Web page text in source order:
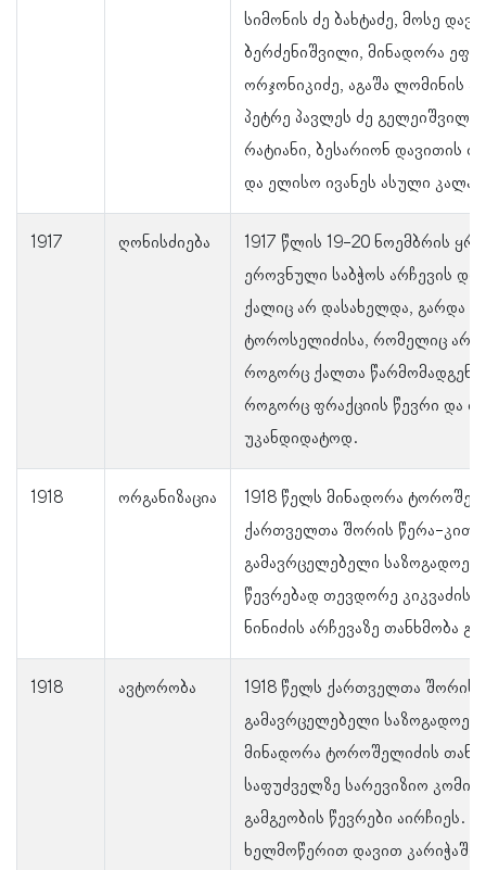
სიმონის ძე ბახტაძე, მოსე
ბერძენიშვილი, მინადორა
ორჯონიკიძე, აგაშა ლომინის
პეტრე პავლეს ძე გელეიშვილი,
რატიანი, ბესარიონ დავითის
და ელისო ივანეს ასული
1917 ღონისძიება
1917 წლის 19-20 ნოემბრის
ეროვნული საბჭოს არჩევის
ქალიც არ დასახელდა, გარდა
ტოროსელიძისა, რომელიც
როგორც ქალთა
როგორც ფრაქციის წევრი და
უკანდიდატოდ.
1918 ორგანიზაცია
1918 წელს მინადორა
ქართველთა შორის წერა-
გამავრცელებელი
წევრებად თევდორე კიკვაძისა
ნინიძის არჩევაზე თანხმობა
1918 ავტორობა
1918 წელს ქართველთა შორის
გამავრცელებელი
მინადორა ტოროშელიძის
საფუძველზე სარევიზიო
გამგეობის წევრები აირჩიეს.
ხელმოწერით დავით